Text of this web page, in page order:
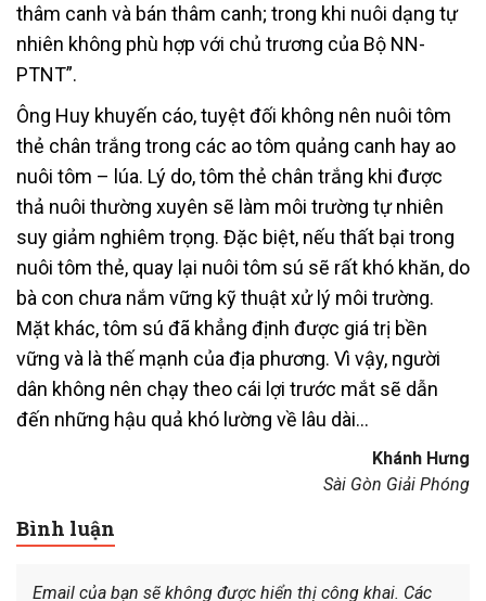
thâm canh và bán thâm canh; trong khi nuôi dạng tự
nhiên không phù hợp với chủ trương của Bộ NN-
PTNT”.
Ông Huy khuyến cáo, tuyệt đối không nên nuôi tôm
thẻ chân trắng trong các ao tôm quảng canh hay ao
nuôi tôm – lúa. Lý do, tôm thẻ chân trắng khi được
thả nuôi thường xuyên sẽ làm môi trường tự nhiên
suy giảm nghiêm trọng. Đặc biệt, nếu thất bại trong
nuôi tôm thẻ, quay lại nuôi tôm sú sẽ rất khó khăn, do
bà con chưa nắm vững kỹ thuật xử lý môi trường.
Mặt khác, tôm sú đã khẳng định được giá trị bền
vững và là thế mạnh của địa phương. Vì vậy, người
dân không nên chạy theo cái lợi trước mắt sẽ dẫn
đến những hậu quả khó lường về lâu dài…
Khánh Hưng
Sài Gòn Giải Phóng
Bình luận
Email của bạn sẽ không được hiển thị công khai. Các